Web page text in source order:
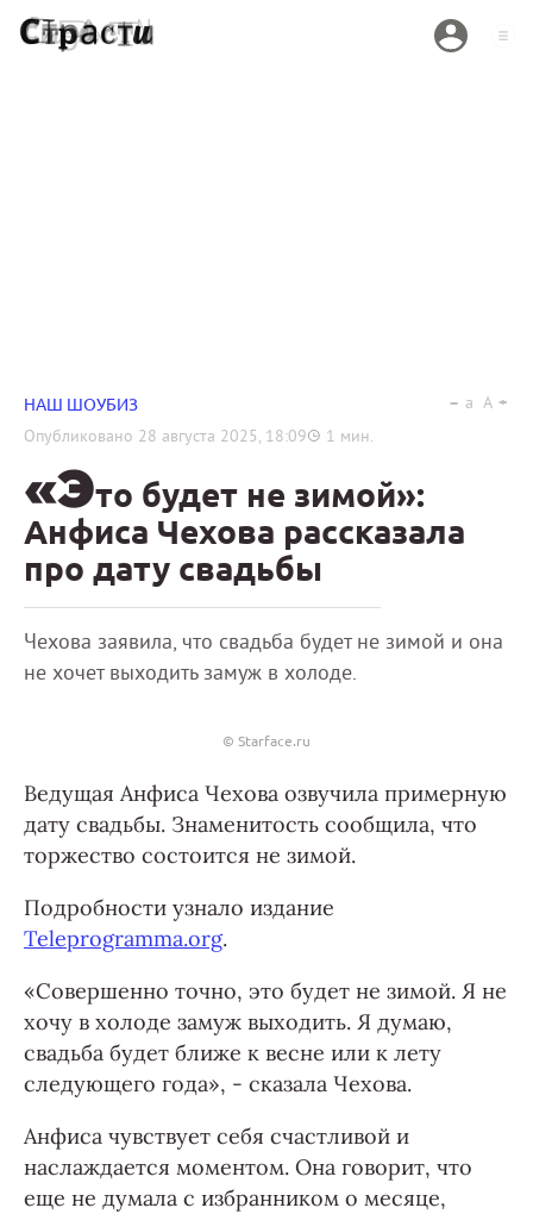
НАШ ШОУБИЗ
Опубликовано 28 августа 2025, 18:09 1 мин.
a A
«Это будет не зимой»:
Анфиса Чехова рассказала
про дату свадьбы
Чехова заявила, что свадьба будет не зимой и она
не хочет выходить замуж в холоде.
© Starface.ru
Ведущая Анфиса Чехова озвучила примерную
дату свадьбы. Знаменитость сообщила, что
торжество состоится не зимой.
Подробности узнало издание
Teleprogramma.org.
«Совершенно точно, это будет не зимой. Я не
хочу в холоде замуж выходить. Я думаю,
свадьба будет ближе к весне или к лету
следующего года», - сказала Чехова.
Анфиса чувствует себя счастливой и
наслаждается моментом. Она говорит, что
еще не думала с избранником о месяце,